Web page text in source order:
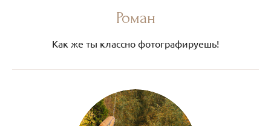
Роман
Как же ты классно фотографируешь!